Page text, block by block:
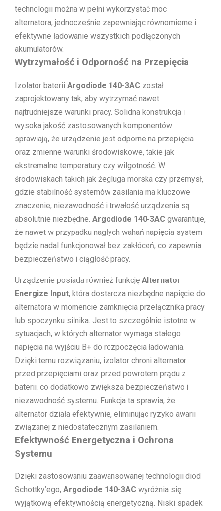
technologii można w pełni wykorzystać moc
alternatora, jednocześnie zapewniając równomierne i
efektywne ładowanie wszystkich podłączonych
akumulatorów.
Wytrzymałość i Odporność na Przepięcia
Izolator baterii Argodiode 140-3AC został
zaprojektowany tak, aby wytrzymać nawet
najtrudniejsze warunki pracy. Solidna konstrukcja i
wysoka jakość zastosowanych komponentów
sprawiają, że urządzenie jest odporne na przepięcia
oraz zmienne warunki środowiskowe, takie jak
ekstremalne temperatury czy wilgotność. W
środowiskach takich jak żegluga morska czy przemysł,
gdzie stabilność systemów zasilania ma kluczowe
znaczenie, niezawodność i trwałość urządzenia są
absolutnie niezbędne. Argodiode 140-3AC gwarantuje,
że nawet w przypadku nagłych wahań napięcia system
będzie nadal funkcjonował bez zakłóceń, co zapewnia
bezpieczeństwo i ciągłość pracy.
Urządzenie posiada również funkcję Alternator
Energize Input, która dostarcza niezbędne napięcie do
alternatora w momencie zamknięcia przełącznika pracy
lub spoczynku silnika. Jest to szczególnie istotne w
sytuacjach, w których alternator wymaga stałego
napięcia na wyjściu B+ do rozpoczęcia ładowania.
Dzięki temu rozwiązaniu, izolator chroni alternator
przed przepięciami oraz przed powrotem prądu z
baterii, co dodatkowo zwiększa bezpieczeństwo i
niezawodność systemu. Funkcja ta sprawia, że
alternator działa efektywnie, eliminując ryzyko awarii
związanej z niedostatecznym zasilaniem.
Efektywność Energetyczna i Ochrona
Systemu
Dzięki zastosowaniu zaawansowanej technologii diod
Schottky’ego, Argodiode 140-3AC wyróżnia się
wyjątkową efektywnością energetyczną. Niski spadek